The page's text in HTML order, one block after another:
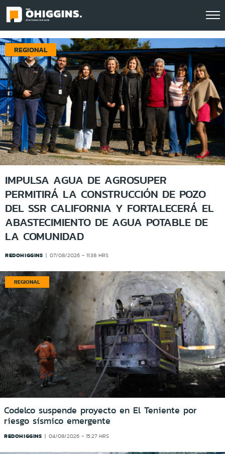
REGIONAL
Codelco suspende proyecto en El Teniente por
riesgo sísmico emergente
REDOHIGGINS 04/08/2026 - 15:27 HRS
REGIONAL
IMPULSA AGUA DE AGROSUPER
PERMITIRÁ LA CONSTRUCCIÓN DE POZO
DEL SSR CALIFORNIA Y FORTALECERÁ EL
ABASTECIMIENTO DE AGUA POTABLE DE
LA COMUNIDAD
REDOHIGGINS 07/08/2026 - 11:38 HRS